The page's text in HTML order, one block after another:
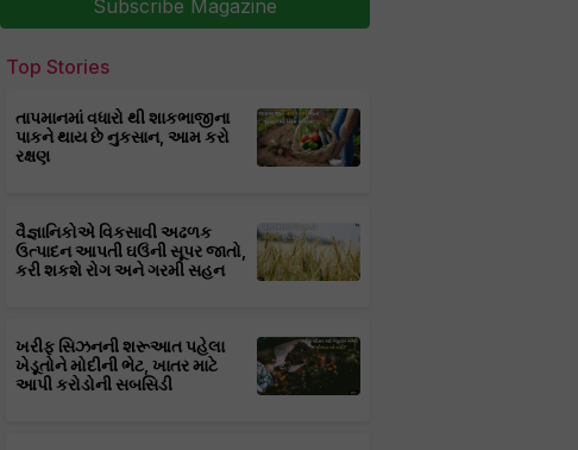
Subscribe Magazine
Top Stories
તાપમાનમાં વધારો થી શાકભાજીના
પાકને થાય છે નુકસાન, આમ કરો
રક્ષણ
વૈજ્ઞાનિકોએ વિકસાવી અઢળક
ઉત્પાદન આપતી ઘઉંની સૂપર જાતો,
કરી શકશે રોગ અને ગરમી સહન
ખરીફ સિઝનની શરૂઆત પહેલા
ખેડૂતોને મોદીની ભેટ, ખાતર માટે
આપી કરોડોની સબસિડી